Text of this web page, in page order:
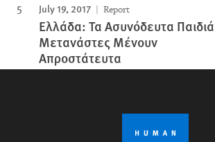
July 19, 2017 Report
Ελλάδα: Τα Ασυνόδευτα Παιδιά
Μετανάστες Μένουν
Απροστάτευτα